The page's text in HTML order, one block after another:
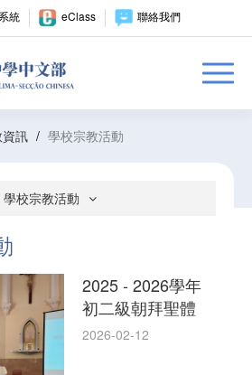
統 eClass 聯絡我們
訊 / 學校宗教活動
學校宗教活動
2025 - 2026學年
初二級朝拜聖體
2026-02-12